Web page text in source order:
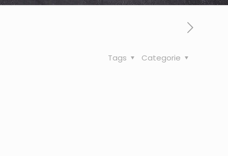
Categorie
Tags